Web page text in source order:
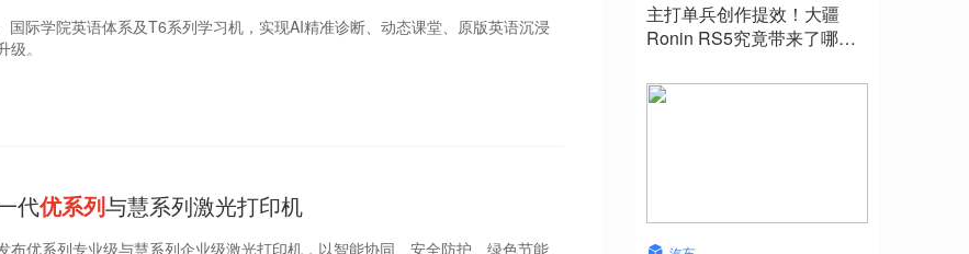
国际学院英语体系及T6系列学习机，实现AI精准诊断、动态课堂、原版英语沉浸
。
代优系列与慧系列激光打印机
布优系列专业级与慧系列企业级激光打印机，以智能协同、安全防护、绿色节能
主打单兵创作提效！大疆
Ronin RS5究竟带来了哪些